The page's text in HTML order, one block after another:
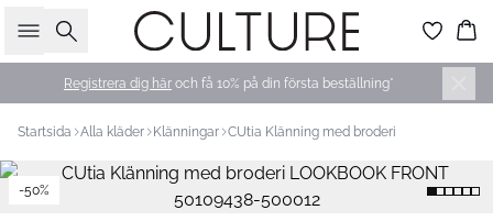
Sök
Registrera dig här och få 10% på din första beställning*
Startsida Alla kläder Klänningar CUtia Klänning med broderi
-50%